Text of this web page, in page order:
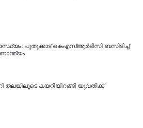
പുതുക്കാട് കെഎസ്ആർടിസി ബസിടിച്ച്
തലയിലൂടെ കയറിയിറങ്ങി യുവതിക്ക്